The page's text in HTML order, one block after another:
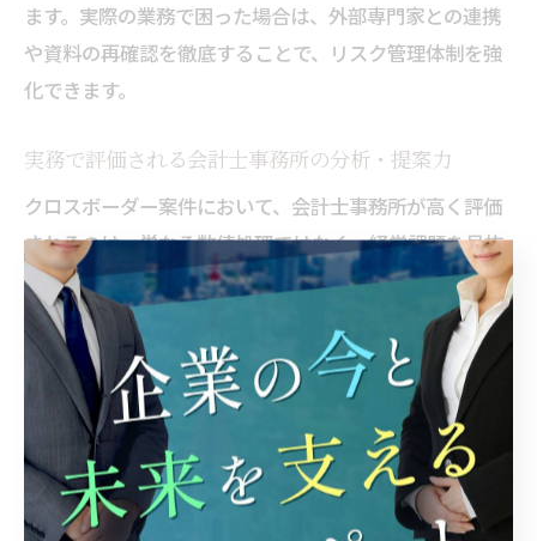
ます。実際の業務で困った場合は、外部専門家との連携
や資料の再確認を徹底することで、リスク管理体制を強
化できます。
実務で評価される会計士事務所の分析・提案力
クロスボーダー案件において、会計士事務所が高く評価
されるのは、単なる数値処理ではなく、経営課題を見抜
く分析力と具体的な提案力です。国際案件では、財務デ
ータの多面的な分析や、各国の経営環境を踏まえた最適
なソリューション提示が重要です。
例えば、海外事業の進出戦略や現地法人の資金調達プラ
ンなど、クライアントの事業成長を支える提案が求めら
れます。実際の現場では、複数の選択肢を提示し、メリ
ット・デメリットを明確に説明することで、クライアン